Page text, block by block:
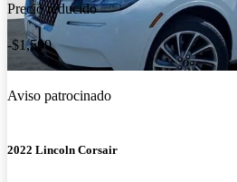
Precio reducido
-$1,500
Aviso patrocinado
2022 Lincoln Corsair